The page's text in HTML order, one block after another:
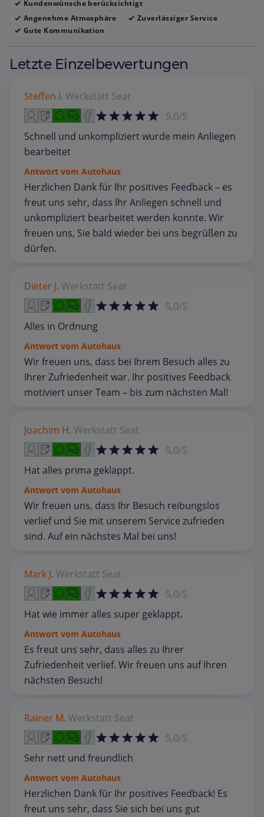
Kundenwünsche berücksichtigt
Angenehme Atmosphäre
Zuverlässiger Service
Gute Kommunikation
Letzte Einzelbewertungen
Steffen I. Werkstatt Seat
5,0/5
Schnell und unkompliziert wurde mein Anliegen
bearbeitet
Antwort vom Autohaus
Herzlichen Dank für Ihr positives Feedback – es
freut uns sehr, dass Ihr Anliegen schnell und
unkompliziert bearbeitet werden konnte. Wir
freuen uns, Sie bald wieder bei uns begrüßen zu
dürfen.
Dieter J. Werkstatt Seat
5,0/5
Alles in Ordnung
Antwort vom Autohaus
Wir freuen uns, dass bei Ihrem Besuch alles zu
Ihrer Zufriedenheit war. Ihr positives Feedback
motiviert unser Team – bis zum nächsten Mal!
Joachim H. Werkstatt Seat
5,0/5
Hat alles prima geklappt.
Antwort vom Autohaus
Wir freuen uns, dass Ihr Besuch reibungslos
verlief und Sie mit unserem Service zufrieden
sind. Auf ein nächstes Mal bei uns!
Mark J. Werkstatt Seat
5,0/5
Hat wie immer alles super geklappt.
Antwort vom Autohaus
Es freut uns sehr, dass alles zu Ihrer
Zufriedenheit verlief. Wir freuen uns auf Ihren
nächsten Besuch!
Rainer M. Werkstatt Seat
5,0/5
Sehr nett und freundlich
Antwort vom Autohaus
Herzlichen Dank für Ihr positives Feedback! Es
freut uns sehr, dass Sie sich bei uns gut